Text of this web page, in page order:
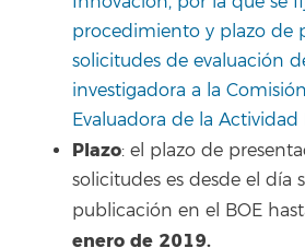
procedimiento y plazo de
solicitudes de evaluación
investigadora a la
Evaluadora de la Actividad
Plazo: el plazo de
solicitudes es desde el día
publicación en el BOE
enero de 2019.